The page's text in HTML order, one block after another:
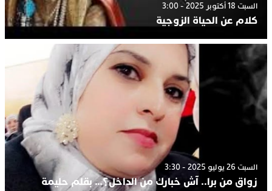
السبت 18 أكتوبر 2025 - 3:00
كلام عن الحياة الزوجية
السبت 26 يوليو 2025 - 3:30
زواق من برا.. آش خبارك من الداخل؟… بقلم حليمة